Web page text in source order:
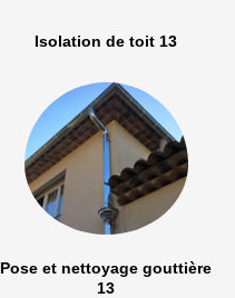
Isolation de toit 13
Pose et nettoyage gouttière
13